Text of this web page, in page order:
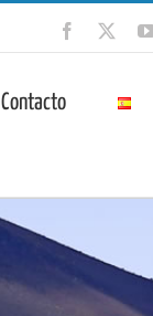
Facebook
Contacto